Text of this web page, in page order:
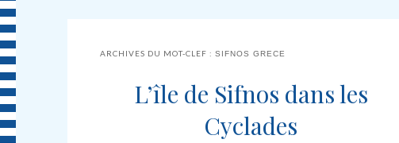
ARCHIVES DU MOT-CLEF :SIFNOS GRECE
L’île de Sifnos dans les
Cyclades